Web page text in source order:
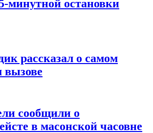
минутной остановки
рассказал о самом
вызове
сообщили о
в масонской часовне